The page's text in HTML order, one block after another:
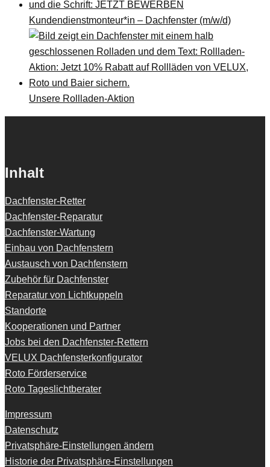
Kundendienstmonteur*in – Dachfenster (m/w/d)
Unsere Rollladen-Aktion
Inhalt
Dachfenster-Retter
Dachfenster-Reparatur
Dachfenster-Wartung
Einbau von Dachfenstern
Austausch von Dachfenstern
Zubehör für Dachfenster
Reparatur von Lichtkuppeln
Standorte
Kooperationen und Partner
Jobs bei den Dachfenster-Rettern
VELUX Dachfensterkonfigurator
Roto Förderservice
Roto Tageslichtberater
Impressum
Datenschutz
Privatsphäre-Einstellungen ändern
Historie der Privatsphäre-Einstellungen